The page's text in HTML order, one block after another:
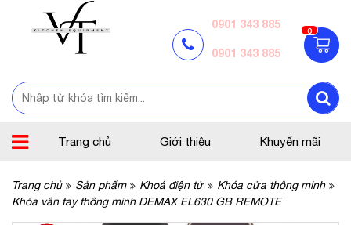
0901 343 885
0901 343 885
0
Trang chủ Giới thiệu Khuyến mãi
Trang chủ Sản phẩm Khoá điện tử
Khóa cửa thông minh
Khóa vân tay thông minh DEMAX EL630 GB REMOTE